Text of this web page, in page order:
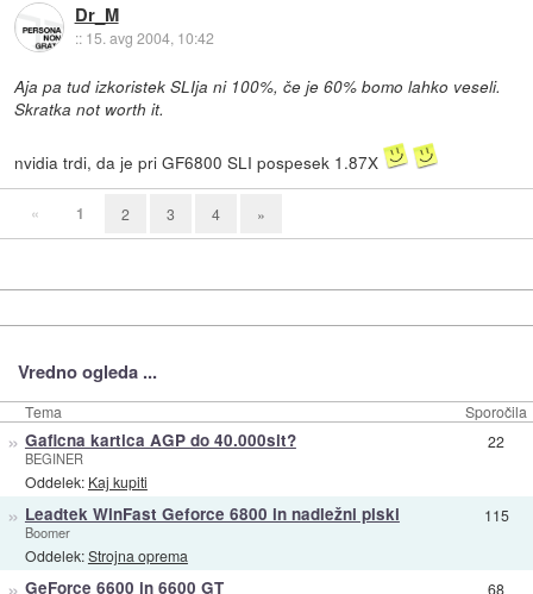
Dr_M
:: 15. avg 2004, 10:42
Aja pa tud izkoristek SLIja ni 100%, če je 60% bomo lahko veseli.
Skratka not worth it.
nvidia trdi, da je pri GF6800 SLI pospesek 1.87X
« 1 2 3 4 »
Vredno ogleda ...
Tema Sporočila
» Gaficna kartica AGP do 40.000sit?
BEGINER
Oddelek: Kaj kupiti
22
» Leadtek WinFast Geforce 6800 in nadležni piski
Boomer
Oddelek:Strojna oprema
115
GeForce 6600 in 6600 GT 68